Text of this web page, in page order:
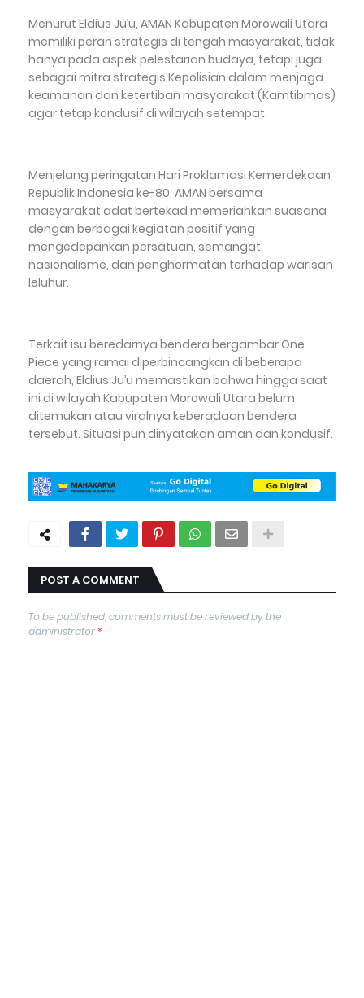
Menurut Eldius Ju’u, AMAN Kabupaten Morowali Utara
memiliki peran strategis di tengah masyarakat, tidak
hanya pada aspek pelestarian budaya, tetapi juga
sebagai mitra strategis Kepolisian dalam menjaga
keamanan dan ketertiban masyarakat (Kamtibmas)
agar tetap kondusif di wilayah setempat.
Menjelang peringatan Hari Proklamasi Kemerdekaan
Republik Indonesia ke-80, AMAN bersama
masyarakat adat bertekad memeriahkan suasana
dengan berbagai kegiatan positif yang
mengedepankan persatuan, semangat
nasionalisme, dan penghormatan terhadap warisan
leluhur.
Terkait isu beredarnya bendera bergambar One
Piece yang ramai diperbincangkan di beberapa
daerah, Eldius Ju’u memastikan bahwa hingga saat
ini di wilayah Kabupaten Morowali Utara belum
ditemukan atau viralnya keberadaan bendera
tersebut. Situasi pun dinyatakan aman dan kondusif.
POST A COMMENT
To be published, comments must be reviewed by the
administrator*